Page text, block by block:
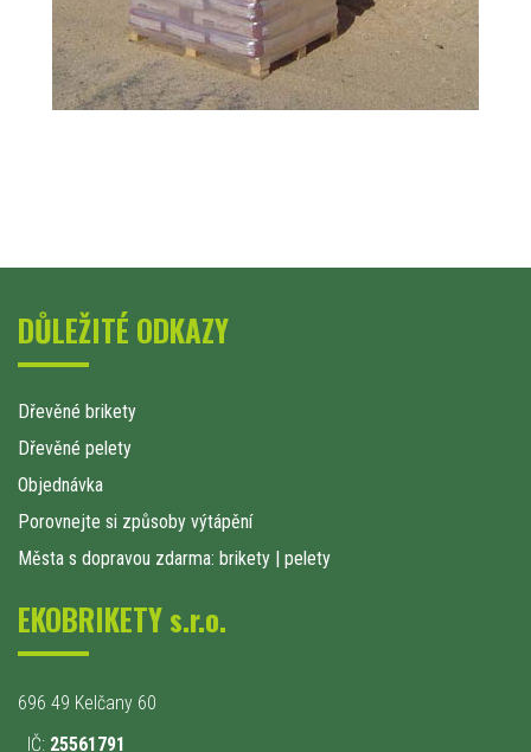
DŮLEŽITÉ ODKAZY
Dřevěné brikety
Dřevěné pelety
Objednávka
Porovnejte si způsoby výtápění
Města s dopravou zdarma: brikety | pelety
EKOBRIKETY s.r.o.
696 49 Kelčany 60
IČ: 25561791